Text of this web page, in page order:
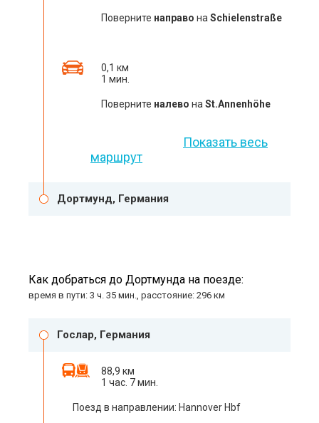
Поверните направо на Schielenstraße
0,1 км
1 мин.
Поверните налево на St.Annenhöhe
Показать весь
маршрут
Дортмунд, Германия
Как добраться до Дортмунда на поезде:
время в пути: 3 ч. 35 мин., расстояние: 296 км
Гослар, Германия
88,9 км
1 час. 7 мин.
Поезд в направлении: Hannover Hbf